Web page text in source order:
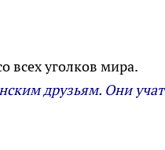
всех уголков мира.
друзьям. Они учат